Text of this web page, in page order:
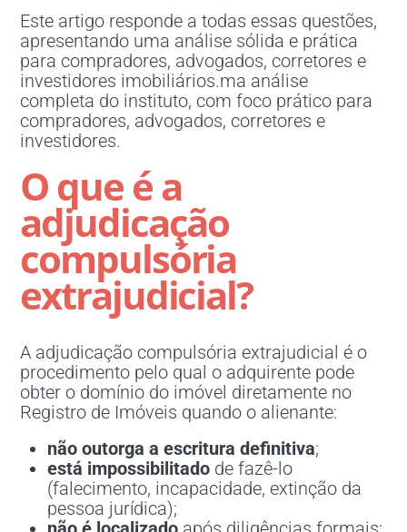
Este artigo responde a todas essas questões,
apresentando uma análise sólida e prática
para compradores, advogados, corretores e
investidores imobiliários.ma análise
completa do instituto, com foco prático para
compradores, advogados, corretores e
investidores.
O que é a
adjudicação
compulsória
extrajudicial?
A adjudicação compulsória extrajudicial é o
procedimento pelo qual o adquirente pode
obter o domínio do imóvel diretamente no
Registro de Imóveis quando o alienante:
não outorga a escritura definitiva;
está impossibilitado de fazê-lo
(falecimento, incapacidade, extinção da
pessoa jurídica);